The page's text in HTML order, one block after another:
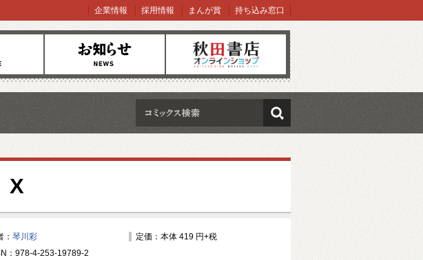
お知らせ オンラインショップ
企業情報 採用情報 まんが賞 持ち込み窓口
検索
X
： 琴川彩
定価：本体 419 円+税
：978-4-253-19789-2